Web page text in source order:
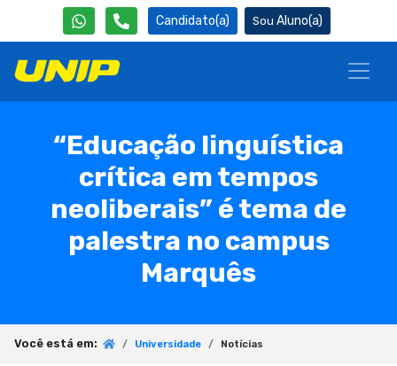
Candidato(a) Aluno(a)
“Educação linguística
crítica em tempos
neoliberais” é tema de
palestra no campus
Marquês
Você está em: Universidade Notícias